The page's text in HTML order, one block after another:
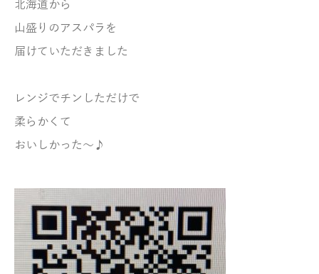
北海道から
山盛りのアスパラを
届けていただきました
レンジでチンしただけで
柔らかくて
おいしかった～♪